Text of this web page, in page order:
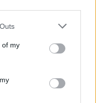
one or more Google
You may click to
its third-party tags to
in below Google
of my
χρήματος -